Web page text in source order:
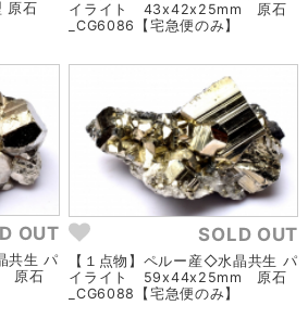
原石
イライト 43x42x25mm 原石
_CG6086【宅急便のみ】
OUT
共生 パ
原石
SOLD OUT
【１点物】ペルー産◇水晶共生 パ
イライト 59x44x25mm 原石
_CG6088【宅急便のみ】